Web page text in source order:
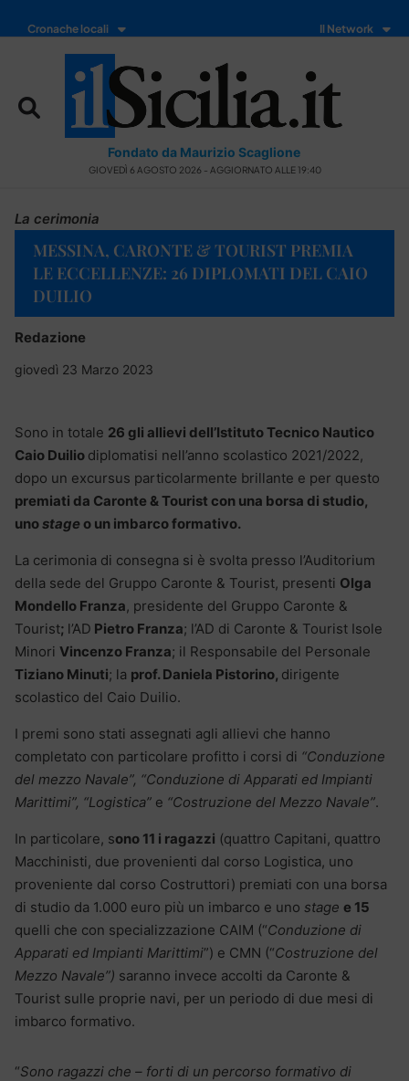
Cronache locali Il Network
Fondato da Maurizio Scaglione
GIOVEDÌ 6 AGOSTO 2026 - AGGIORNATO ALLE 19:40
La cerimonia
MESSINA, CARONTE & TOURIST PREMIA
LE ECCELLENZE: 26 DIPLOMATI DEL CAIO
DUILIO
Redazione
giovedì 23 Marzo 2023
Sono in totale 26 gli allievi dell’Istituto Tecnico Nautico
Caio Duilio diplomatisi nell’anno scolastico 2021/2022,
dopo un excursus particolarmente brillante e per questo
premiati da Caronte & Tourist con una borsa di studio,
unostage o un imbarco formativo.
La cerimonia di consegna si è svolta presso l’Auditorium
della sede del Gruppo Caronte & Tourist, presenti Olga
Mondello Franza, presidente del Gruppo Caronte &
Tourist; l’AD Pietro Franza; l’AD di Caronte & Tourist Isole
Minori Vincenzo Franza; il Responsabile del Personale
Tiziano Minuti; la prof. Daniela Pistorino, dirigente
scolastico del Caio Duilio.
I premi sono stati assegnati agli allievi che hanno
completato con particolare profitto i corsi di “Conduzione
del mezzo Navale”, “Conduzione di Apparati ed Impianti
Marittimi”, “Logistica” e “Costruzione del Mezzo Navale”.
In particolare, sono 11 i ragazzi (quattro Capitani, quattro
Macchinisti, due provenienti dal corso Logistica, uno
proveniente dal corso Costruttori) premiati con una borsa
di studio da 1.000 euro più un imbarco e uno stage e 15
quelli che con specializzazione CAIM (“Conduzione di
Apparati ed Impianti Marittimi”) e CMN (“Costruzione del
Mezzo Navale”) saranno invece accolti da Caronte &
Tourist sulle proprie navi, per un periodo di due mesi di
imbarco formativo.
“Sono ragazzi che – forti di un percorso formativo di